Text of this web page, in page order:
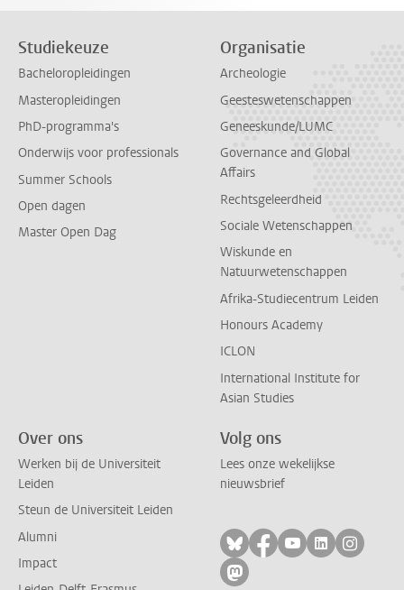
Studiekeuze
Bacheloropleidingen
Masteropleidingen
PhD-programma's
Onderwijs voor professionals
Summer Schools
Open dagen
Master Open Dag
Organisatie
Archeologie
Geesteswetenschappen
Geneeskunde/LUMC
Governance and Global
Affairs
Rechtsgeleerdheid
Sociale Wetenschappen
Wiskunde en
Natuurwetenschappen
Afrika-Studiecentrum Leiden
Honours Academy
ICLON
International Institute for
Asian Studies
Over ons
Werken bij de Universiteit
Leiden
Steun de Universiteit Leiden
Alumni
Impact
Volg ons
Lees onze wekelijkse
nieuwsbrief
Volg ons op bluesky
Volg ons op
Volg ons op
Volg ons
Volg
Volg ons op mastodon